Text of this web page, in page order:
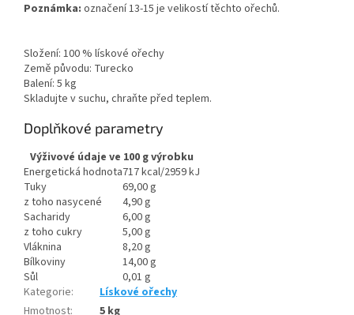
Poznámka: označení 13-15 je velikostí těchto ořechů.
Složení: 100 % lískové ořechy
Země původu: Turecko
Balení: 5 kg
Skladujte v suchu, chraňte před teplem.
Doplňkové parametry
Výživové údaje ve 100 g výrobku
Energetická hodnota717 kcal/2959 kJ
Tuky
69,00 g
z toho nasycené
4,90 g
Sacharidy
6,00 g
z toho cukry
5,00 g
Vláknina
8,20 g
Bílkoviny
14,00 g
Sůl
0,01 g
Kategorie:
Lískové ořechy
Hmotnost: 5 kg